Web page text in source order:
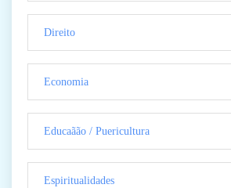
Direito
Economia
Educaãão / Puericultura
Espiritualidades